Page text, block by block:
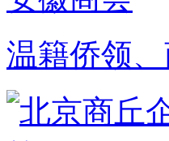
温籍侨领